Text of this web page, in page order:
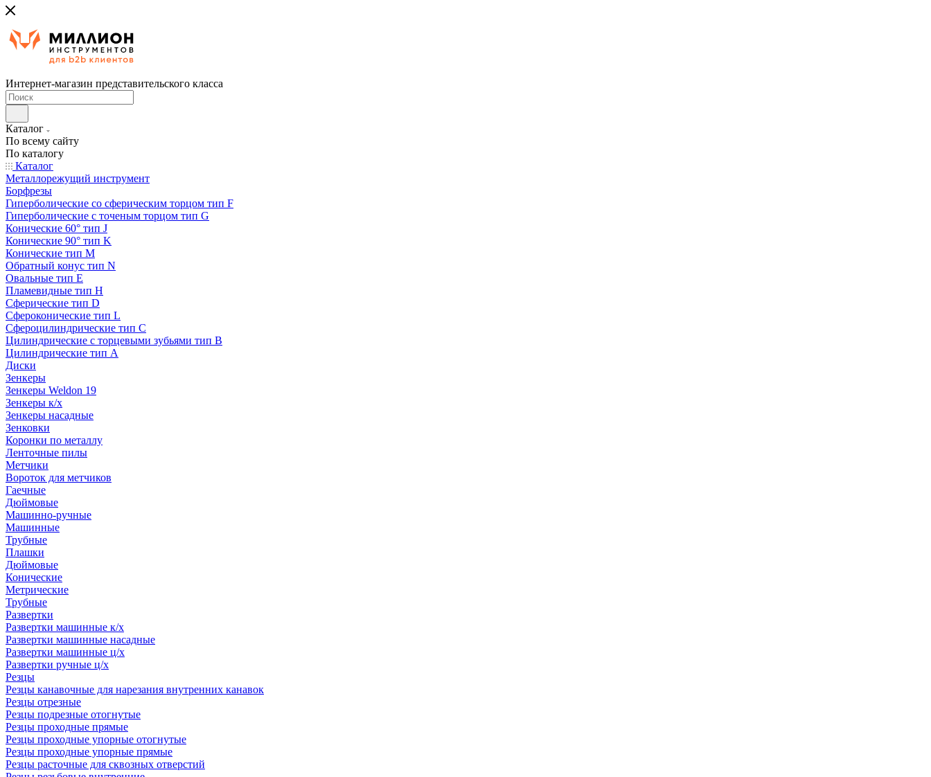
Интернет-магазин представительского класса
Каталог
По всему сайту
По каталогу
Каталог
Металлорежущий инструмент
Борфрезы
Гиперболические cо сферическим торцом тип F
Гиперболические с точеным торцом тип G
Конические 60° тип J
Конические 90° тип K
Конические тип M
Обратный конус тип N
Овальные тип E
Пламевидные тип H
Сферические тип D
Сфероконические тип L
Сфероцилиндрические тип C
Цилиндрические с торцевыми зубьями тип B
Цилиндрические тип А
Диски
Зенкеры
Зенкеры Weldon 19
Зенкеры к/х
Зенкеры насадные
Зенковки
Коронки по металлу
Ленточные пилы
Метчики
Вороток для метчиков
Гаечные
Дюймовые
Машинно-ручные
Машинные
Трубные
Плашки
Дюймовые
Конические
Метрические
Трубные
Развертки
Развертки машинные к/х
Развертки машинные насадные
Развертки машинные ц/х
Развертки ручные ц/х
Резцы
Резцы канавочные для нарезания внутренних канавок
Резцы отрезные
Резцы подрезные отогнутые
Резцы проходные прямые
Резцы проходные упорные отогнутые
Резцы проходные упорные прямые
Резцы расточные для сквозных отверстий